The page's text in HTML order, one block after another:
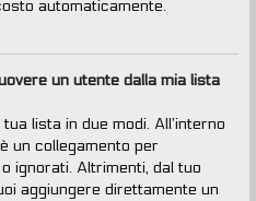
automaticamente.
un utente dalla mia lista
lista in due modi. All’interno
un collegamento per
ignorati. Altrimenti, dal tuo
aggiungere direttamente un